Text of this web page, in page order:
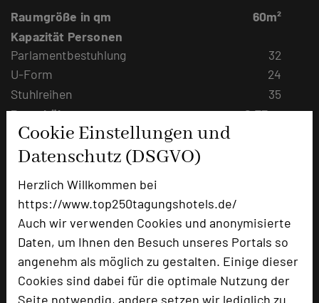
Cookie Einstellungen und
Datenschutz (DSGVO)
Herzlich Willkommen bei
https://www.top250tagungshotels.de/
Auch wir verwenden Cookies und anonymisierte
Daten, um Ihnen den Besuch unseres Portals so
angenehm als möglich zu gestalten. Einige dieser
Cookies sind dabei für die optimale Nutzung der
Seite notwendig, andere setzen wir lediglich zu
Raumgröße in qm
60m²
Kapazität Personen
Parlamentbestuhlung
32
U-Form
24
Stuhlreihen
35
Raumhöhe
2,75 m
Tageslicht
Klimaanlage
Sehr ruhig, ebenerdig gelegener Tagungsraum
mit direktem Zugang zur Gartenanlage.
Technik und Serviceangebote
kostenfreies W-LAN im ganzen Haus